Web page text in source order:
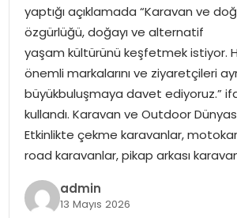
yaptığı açıklamada “Karavan ve
özgürlüğü, doğayı ve alternatif
yaşam kültürünü keşfetmek istiyor.
önemli markalarını ve ziyaretçileri
büyükbuluşmaya davet ediyoruz.”
kullandı. Karavan ve Outdoor
Etkinlikte çekme karavanlar,
road karavanlar, pikap arkası
admin
13 Mayıs 2026